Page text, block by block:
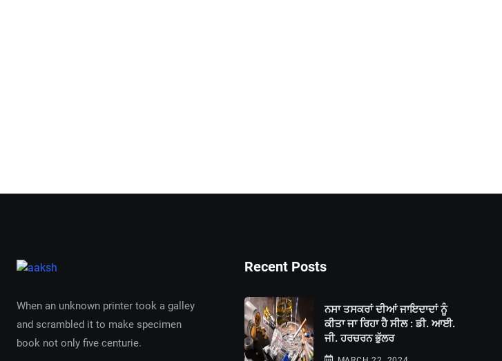
When an unknown printer took a galley
and scrambled it to make specimen
book not only five centurie.
Recent Posts
ਨਸਾ ਤਸਕਰਾਂ ਦੀਆਂ ਜਾਇਦਾਦਾਂ ਨੂੰ
ਕੀਤਾ ਜਾ ਰਿਹਾ ਹੈ ਸੀਲ : ਡੀ. ਆਈ.
ਜੀ. ਹਰਚਰਨ ਭੁੱਲਰ